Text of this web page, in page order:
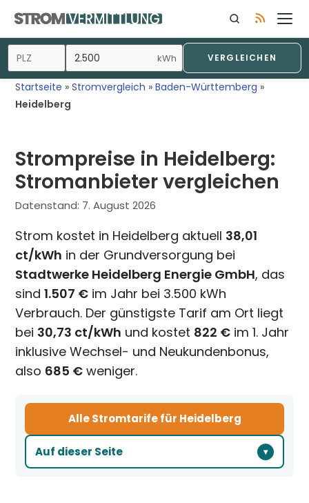
Inhalt
springen
kWh VERGLEICHEN
Startseite »Stromvergleich »Baden-Württemberg »
Heidelberg
Strompreise in Heidelberg:
Stromanbieter vergleichen
Datenstand: 7. August 2026
Strom kostet in Heidelberg aktuell 38,01
ct/kWh in der Grundversorgung bei
Stadtwerke Heidelberg Energie GmbH, das
sind1.507 € im Jahr bei 3.500 kWh
Verbrauch. Der günstigste Tarif am Ort liegt
bei 30,73 ct/kWh und kostet 822 € im 1. Jahr
inklusive Wechsel- und Neukundenbonus,
also 685 € weniger.
Auf dieser Seite
Alle Stromtarife für Heidelberg